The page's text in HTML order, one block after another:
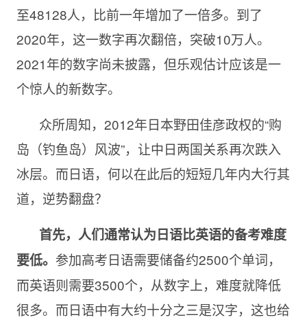
至48128人，比前一年增加了一倍多。到了
2020年，这一数字再次翻倍，突破10万人。
2021年的数字尚未披露，但乐观估计应该是一
个惊人的新数字。
众所周知，2012年日本野田佳彦政权的“购
岛（钓鱼岛）风波”，让中日两国关系再次跌入
冰层。而日语，何以在此后的短短几年内大行其
道，逆势翻盘？
首先，人们通常认为日语比英语的备考难度
要低。 参加高考日语需要储备约2500个单词，
而英语则需要3500个，从数字上，难度就降低
很多。而日语中有大约十分之三是汉字，这也给